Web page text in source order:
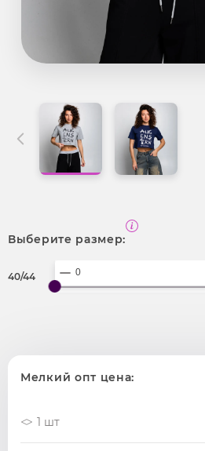
Выберите размер:
40/44
Мелкий опт цена:
1 шт